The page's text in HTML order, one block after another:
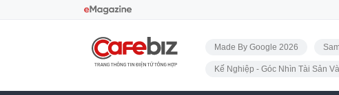
CafeBiz - Trang chủ
Made By Google 2026
Kế Nghiệp - Góc Nhìn Tài Sản